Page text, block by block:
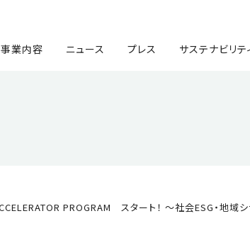
事業内容 ニュース プレス サステナビリテ
PROGRAM スタート！ 〜社会ESG・地